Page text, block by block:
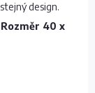
design.
Rozměr 40 x